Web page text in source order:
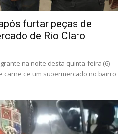
furtar peças de
de Rio Claro
na noite desta quinta-feira (6)
carne de um supermercado no bairro